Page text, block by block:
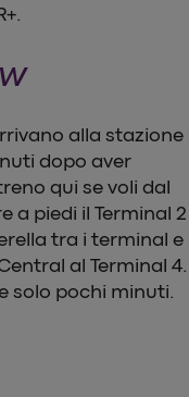
alla stazione
dopo aver
qui se voli dal
a piedi il Terminal 2
tra i terminal e
al Terminal 4.
solo pochi minuti.